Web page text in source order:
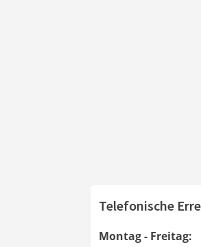
Telefonische
Montag - Freitag: